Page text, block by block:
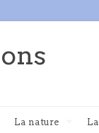
La nature